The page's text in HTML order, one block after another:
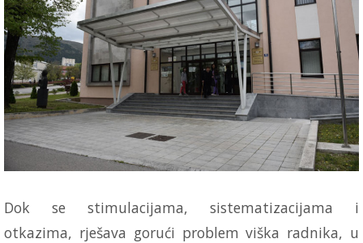
Dok se stimulacijama, sistematizacijama i
otkazima, rješava gorući problem viška radnika, u